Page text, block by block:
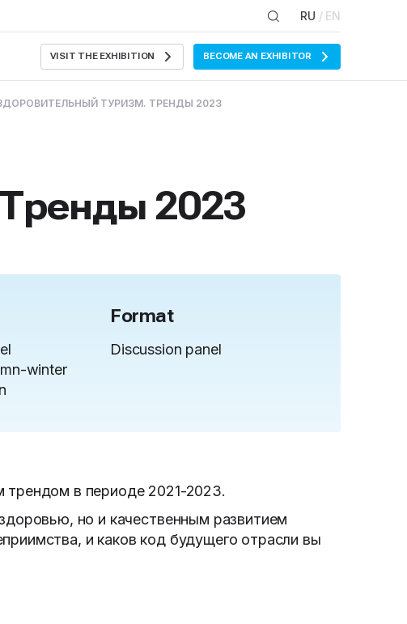
RU / EN
VISIT THE EXHIBITION BECOME AN EXHIBITOR
ТУРИЗМ. ТРЕНДЫ 2023
2023
winter
Format
Discussion panel
трендом в периоде 2021-2023.
но и качественным развитием
и каков код будущего отрасли вы